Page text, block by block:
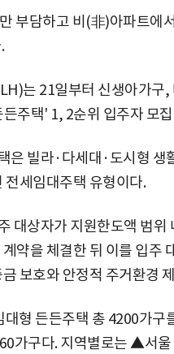
부담하고 비(非)아파트에
는 21일부터 신생아가구
주택' 1, 2순위 입주자 모
은 빌라·다세대·도시형
전세임대주택 유형이다.
대상자가 지원한도액 범
약을 체결한 뒤 이를 입주
보호와 안정적 주거환경
형 든든주택 총 4200가구
가구다. 지역별로는 ▲서